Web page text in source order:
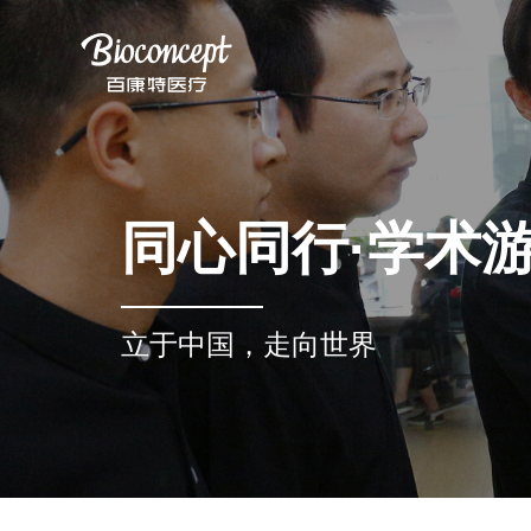
同心同行·学术
立于中国，走向世界